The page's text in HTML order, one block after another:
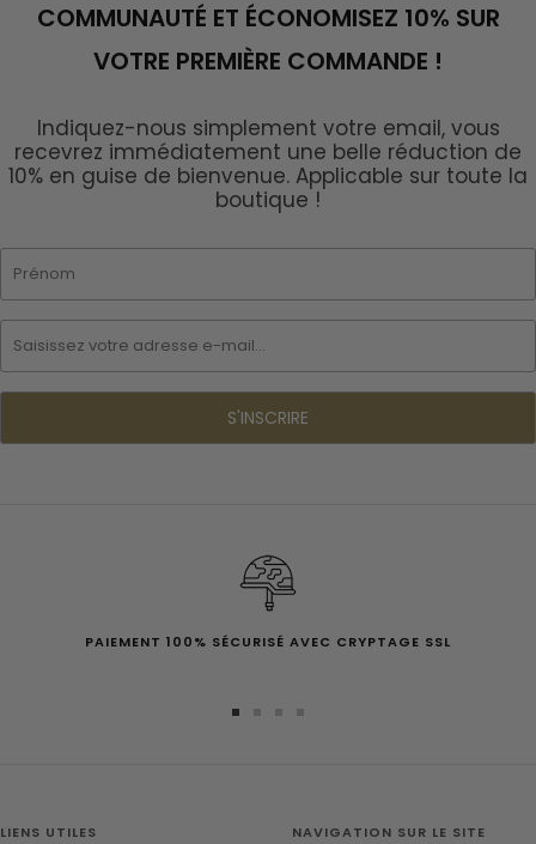
COMMUNAUTÉ ET ÉCONOMISEZ 10% SUR
VOTRE PREMIÈRE COMMANDE !
Indiquez-nous simplement votre email, vous
recevrez immédiatement une belle réduction de
10% en guise de bienvenue. Applicable sur toute la
boutique !
PAIEMENT 100% SÉCURISÉ AVEC CRYPTAGE SSL
4
LIENS UTILES NAVIGATION SUR LE SITE